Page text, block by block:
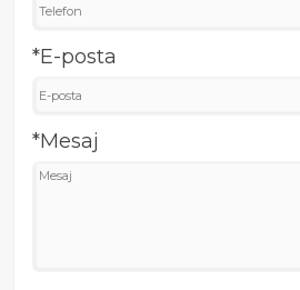
*E-posta
*Mesaj